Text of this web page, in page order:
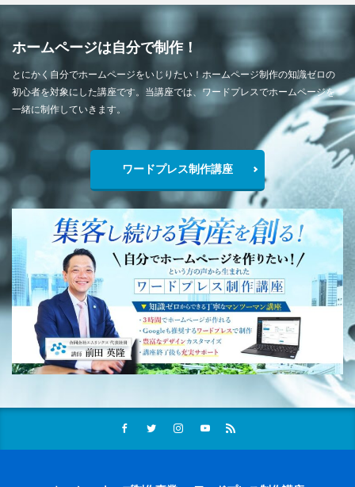
ホームページは自分で制作！
とにかく自分でホームページをいじりたい！ホームページ制作の知識ゼロの
初心者を対象にした講座です。当講座では、ワードプレスでホームページを
一緒に制作していきます。
ワードプレス制作講座